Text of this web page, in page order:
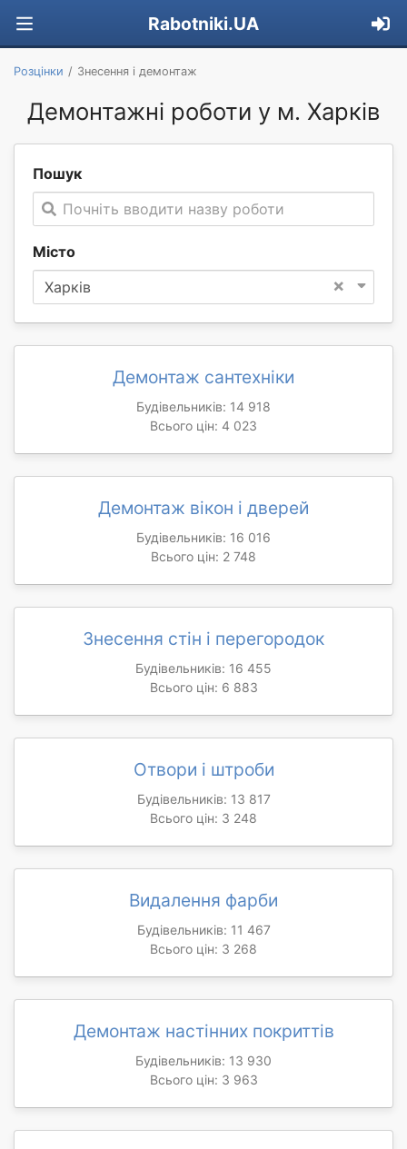
Rabotniki.UA
Розцінки Знесення і демонтаж
Демонтажні роботи у м. Харків
Пошук
Почніть вводити назву роботи
Місто
×
Харків
Демонтаж сантехніки
Будівельників: 14 918
Всього цін: 4 023
Демонтаж вікон і дверей
Будівельників: 16 016
Всього цін: 2 748
Знесення стін і перегородок
Будівельників: 16 455
Всього цін: 6 883
Отвори і штроби
Будівельників: 13 817
Всього цін: 3 248
Видалення фарби
Будівельників: 11 467
Всього цін: 3 268
Демонтаж настінних покриттів
Будівельників: 13 930
Всього цін: 3 963